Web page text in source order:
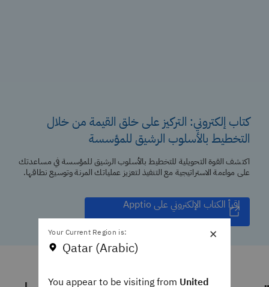
كتاب إلكتروني: التركيز على خلق القيمة من خلال
التخطيط بالأسلوب الرشيق للمؤسسة
اكتشف القوة التحويلية للتخطيط بالأسلوب الرشيق للمؤسسة في مساعدتك
على مواءمة الاستراتيجية مع التنفيذ لتعزيز عملياتك المرنة وتوسيع نطاقها.
اقرأ الكتاب الإلكتروني على Apptio
×
Your Current Region is:
Qatar (Arabic)
You appear to be visiting from United